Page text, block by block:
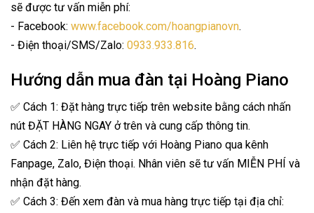
sẽ được tư vấn miễn phí:
- Facebook: www.facebook.com/hoangpianovn.
- Điện thoại/SMS/Zalo: 0933.933.816.
Hướng dẫn mua đàn tại Hoàng Piano
✅ Cách 1: Đặt hàng trực tiếp trên website bằng cách nhấn
nút ĐẶT HÀNG NGAY ở trên và cung cấp thông tin.
✅ Cách 2: Liên hệ trực tiếp với Hoàng Piano qua kênh
Fanpage, Zalo, Điện thoại. Nhân viên sẽ tư vấn MIỄN PHÍ và
nhận đặt hàng.
✅ Cách 3: Đến xem đàn và mua hàng trực tiếp tại địa chỉ: